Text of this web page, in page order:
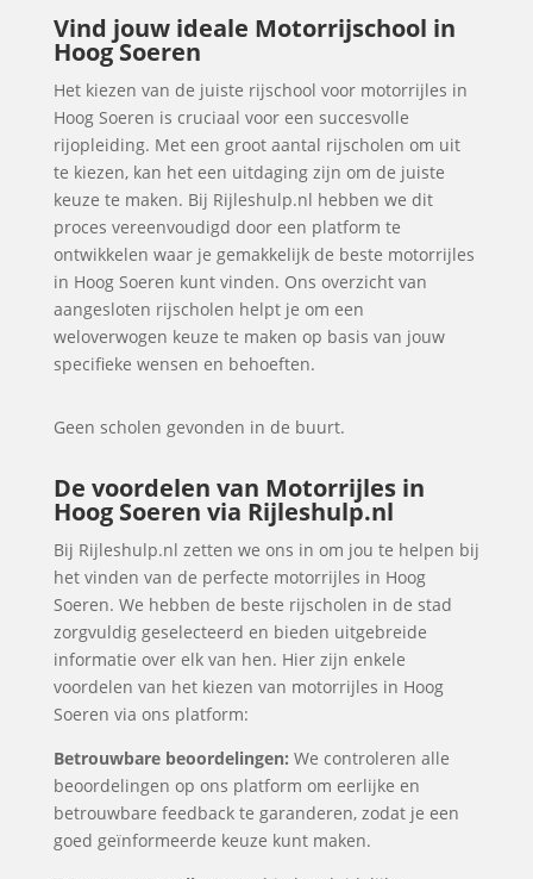
Vind jouw ideale Motorrijschool in
Hoog Soeren
Het kiezen van de juiste rijschool voor motorrijles in
Hoog Soeren is cruciaal voor een succesvolle
rijopleiding. Met een groot aantal rijscholen om uit
te kiezen, kan het een uitdaging zijn om de juiste
keuze te maken. Bij Rijleshulp.nl hebben we dit
proces vereenvoudigd door een platform te
ontwikkelen waar je gemakkelijk de beste motorrijles
in Hoog Soeren kunt vinden. Ons overzicht van
aangesloten rijscholen helpt je om een
weloverwogen keuze te maken op basis van jouw
specifieke wensen en behoeften.
Geen scholen gevonden in de buurt.
De voordelen van Motorrijles in
Hoog Soeren via Rijleshulp.nl
Bij Rijleshulp.nl zetten we ons in om jou te helpen bij
het vinden van de perfecte motorrijles in Hoog
Soeren. We hebben de beste rijscholen in de stad
zorgvuldig geselecteerd en bieden uitgebreide
informatie over elk van hen. Hier zijn enkele
voordelen van het kiezen van motorrijles in Hoog
Soeren via ons platform:
Betrouwbare beoordelingen: We controleren alle
beoordelingen op ons platform om eerlijke en
betrouwbare feedback te garanderen, zodat je een
goed geïnformeerde keuze kunt maken.